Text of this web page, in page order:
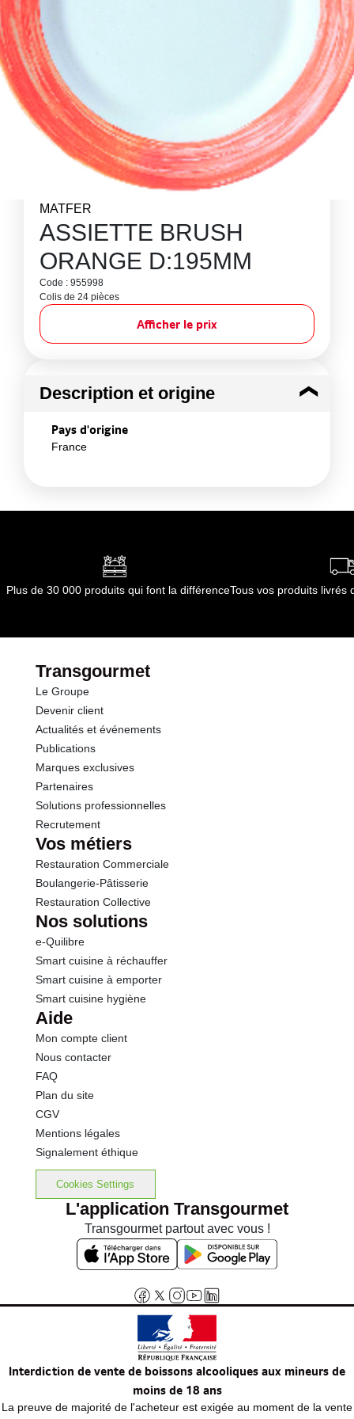
MATFER
ASSIETTE BRUSH
ORANGE D:195MM
Code : 955998
Colis de 24 pièces
Afficher le prix
Description et origine
Pays d'origine
France
Plus de 30 000 produits qui font la différenceTous vos produits livrés
Transgourmet
Le Groupe
Devenir client
Actualités et événements
Publications
Marques exclusives
Partenaires
Solutions professionnelles
Recrutement
Vos métiers
Restauration Commerciale
Boulangerie-Pâtisserie
Restauration Collective
Nos solutions
e-Quilibre
Smart cuisine à réchauffer
Smart cuisine à emporter
Smart cuisine hygiène
Aide
Mon compte client
Nous contacter
FAQ
Plan du site
CGV
Mentions légales
Signalement éthique
Cookies Settings
L'application Transgourmet
Transgourmet partout avec vous !
Interdiction de vente de boissons alcooliques aux mineurs de
moins de 18 ans
La preuve de majorité de l'acheteur est exigée au moment de la vente